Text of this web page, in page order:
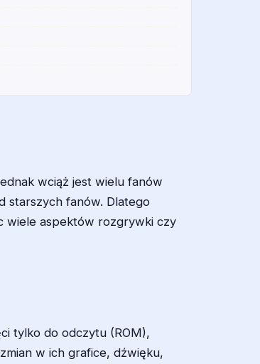
wciąż jest wielu fanów
starszych fanów. Dlatego
wiele aspektów rozgrywki czy
tylko do odczytu (ROM),
w ich grafice, dźwięku,